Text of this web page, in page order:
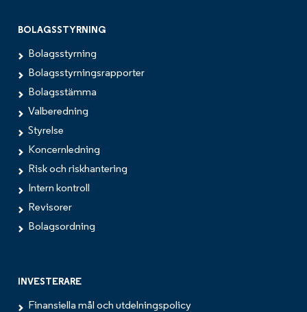
BOLAGSSTYRNING
Bolagsstyrning
Bolagsstyrningsrapporter
Bolagsstämma
Valberedning
Styrelse
Koncernledning
Risk och riskhantering
Intern kontroll
Revisorer
Bolagsordning
INVESTERARE
Finansiella mål och utdelningspolicy